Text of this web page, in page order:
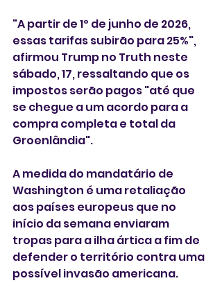
"A partir de 1º de junho de 2026,
essas tarifas subirão para 25%",
afirmou Trump no Truth neste
sábado, 17, ressaltando que os
impostos serão pagos "até que
se chegue a um acordo para a
compra completa e total da
Groenlândia".
A medida do mandatário de
Washington é uma retaliação
aos países europeus que no
início da semana enviaram
tropas para a ilha ártica a fim de
defender o território contra uma
possível invasão americana.